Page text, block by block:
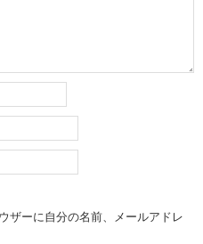
ザーに自分の名前、メールアドレ